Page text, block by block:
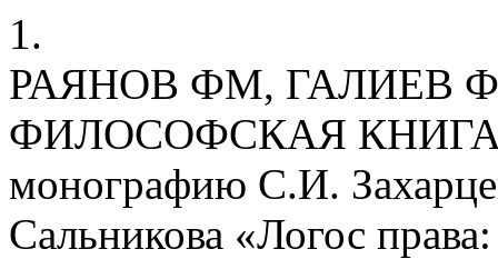
1.
РАЯНОВ ФМ, ГАЛИЕВ
ФИЛОСОФСКАЯ КНИГА
монографию С.И.
Сальникова «Логос